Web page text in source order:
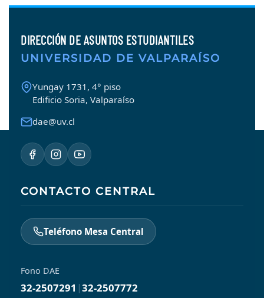
DIRECCIÓN DE ASUNTOS ESTUDIANTILES
UNIVERSIDAD DE VALPARAÍSO
Yungay 1731, 4° piso
Edificio Soria, Valparaíso
dae@uv.cl
CONTACTO CENTRAL
Teléfono Mesa Central
Fono DAE
32-2507291 |32-2507772